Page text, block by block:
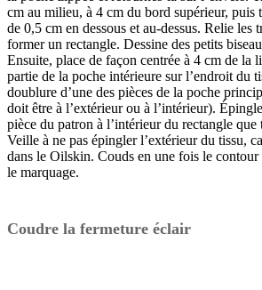
cm au milieu, à 4 cm du bord supérieur, puis
de 0,5 cm en dessous et au-dessus. Relie les
former un rectangle. Dessine des petits
Ensuite, place de façon centrée à 4 cm de la
partie de la poche intérieure sur l’endroit du
doublure d’une des pièces de la poche
doit être à l’extérieur ou à l’intérieur).
pièce du patron à l’intérieur du rectangle que
Veille à ne pas épingler l’extérieur du tissu,
dans le Oilskin. Couds en une fois le
le marquage.
Coudre la fermeture éclair